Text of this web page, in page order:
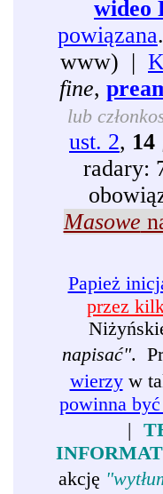
wideo
powiązana
www) |
fine,
lub
ust. 2, 14
radary:
Masowe
Papież
przez
napisać".
wierzyw
powinna
|
akcję